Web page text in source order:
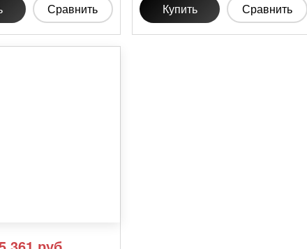
Сравнить Купить Сравнить